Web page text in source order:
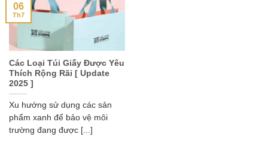
Các Loại Túi Giấy Được Yêu
Thích Rộng Rãi [ Update
2025 ]
Xu hướng sử dụng các sản
phẩm xanh để bảo vệ môi
trường đang được [...]
06
Th7